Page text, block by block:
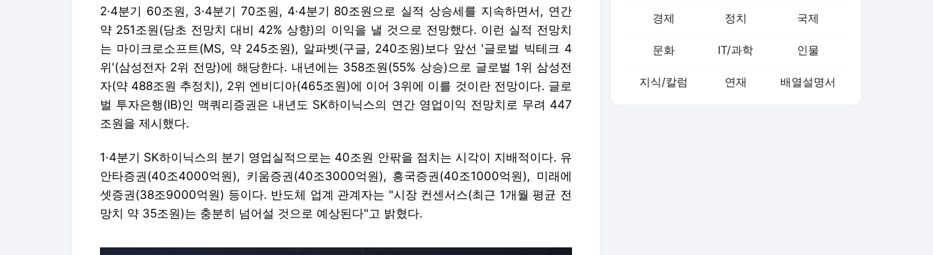
2·4분기 60조원, 3·4분기 70조원, 4·4분기 80조원으로 실적 상승세를 지속하면서, 연간
약 251조원(당초 전망치 대비 42% 상향)의 이익을 낼 것으로 전망했다. 이런 실적 전망치
는 마이크로소프트(MS, 약 245조원), 알파벳(구글, 240조원)보다 앞선 '글로벌 빅테크 4
위'(삼성전자 2위 전망)에 해당한다. 내년에는 358조원(55% 상승)으로 글로벌 1위 삼성전
자(약 488조원 추정치), 2위 엔비디아(465조원)에 이어 3위에 이를 것이란 전망이다. 글로
벌 투자은행(IB)인 맥쿼리증권은 내년도 SK하이닉스의 연간 영업이익 전망치로 무려 447
조원을 제시했다.
1·4분기 SK하이닉스의 분기 영업실적으로는 40조원 안팎을 점치는 시각이 지배적이다. 유
안타증권(40조4000억원), 키움증권(40조3000억원), 흥국증권(40조1000억원), 미래에
셋증권(38조9000억원) 등이다. 반도체 업계 관계자는 "시장 컨센서스(최근 1개월 평균 전
망치 약 35조원)는 충분히 넘어설 것으로 예상된다"고 밝혔다.
경제 정치 국제
문화 IT/과학 인물
지식/칼럼 연재 배열설명서